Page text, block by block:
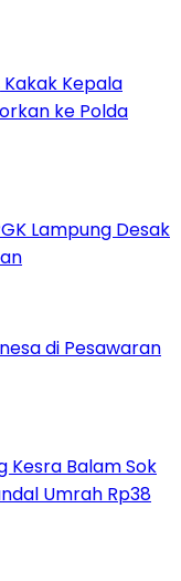
Kepala
ke Polda
Lampung Desak
di Pesawaran
Kesra Balam Sok
Umrah Rp38